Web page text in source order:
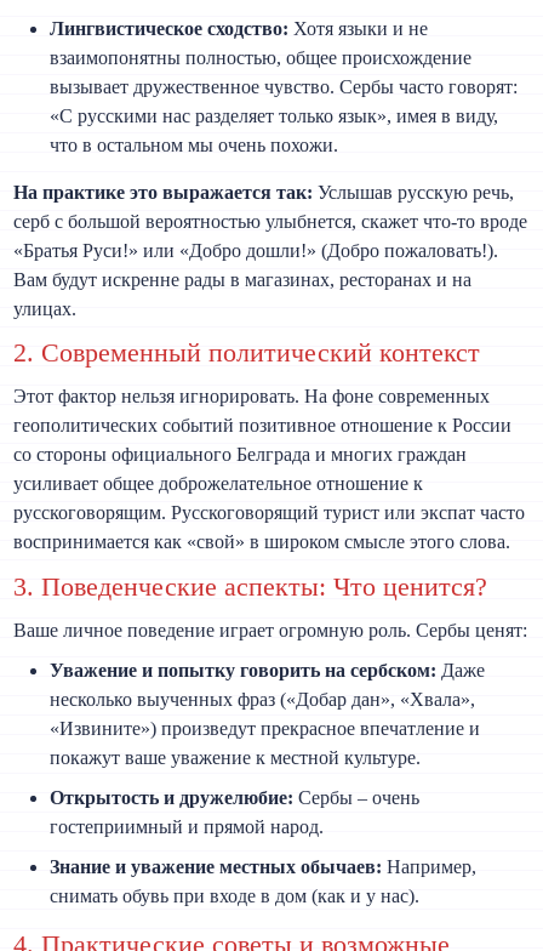
Лингвистическое сходство: Хотя языки и не
взаимопонятны полностью, общее происхождение
вызывает дружественное чувство. Сербы часто говорят:
«С русскими нас разделяет только язык», имея в виду,
что в остальном мы очень похожи.
На практике это выражается так: Услышав русскую речь,
серб с большой вероятностью улыбнется, скажет что-то вроде
«Братья Руси!» или «Добро дошли!» (Добро пожаловать!).
Вам будут искренне рады в магазинах, ресторанах и на
улицах.
2. Современный политический контекст
Этот фактор нельзя игнорировать. На фоне современных
геополитических событий позитивное отношение к России
со стороны официального Белграда и многих граждан
усиливает общее доброжелательное отношение к
русскоговорящим. Русскоговорящий турист или экспат часто
воспринимается как «свой» в широком смысле этого слова.
3. Поведенческие аспекты: Что ценится?
Ваше личное поведение играет огромную роль. Сербы ценят:
Уважение и попытку говорить на сербском: Даже
несколько выученных фраз («Добар дан», «Хвала»,
«Извините») произведут прекрасное впечатление и
покажут ваше уважение к местной культуре.
Открытость и дружелюбие: Сербы – очень
гостеприимный и прямой народ.
Знание и уважение местных обычаев: Например,
снимать обувь при входе в дом (как и у нас).
4. Практические советы и возможные